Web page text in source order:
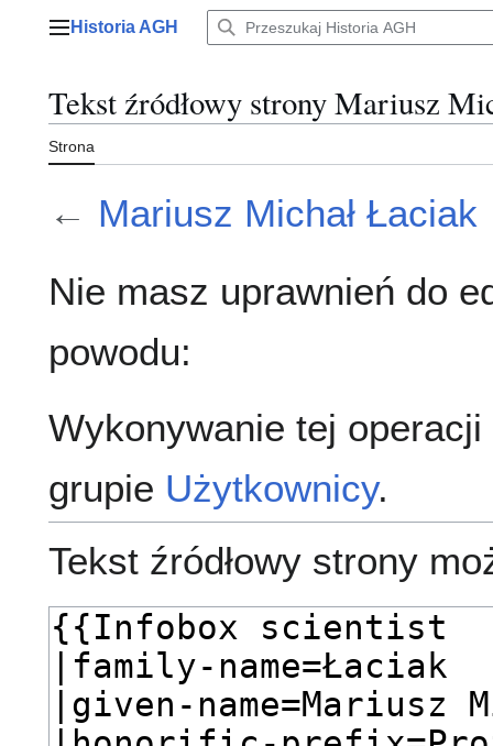
Menu główne
Historia AGH
Tekst źródłowy strony Mariusz
Strona
← Mariusz Michał Łaciak
Nie masz uprawnień do
powodu:
Wykonywanie tej
grupie Użytkownicy.
Tekst źródłowy strony